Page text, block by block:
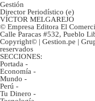
Gestión
Director Periodístico (e)
VÍCTOR MELGAREJO
© Empresa Editora El
Calle Paracas #532, Pueblo
Copyright© | Gestion.pe |
reservados
SECCIONES:
Portada -
Economía -
Mundo -
Perú -
Tu Dinero -